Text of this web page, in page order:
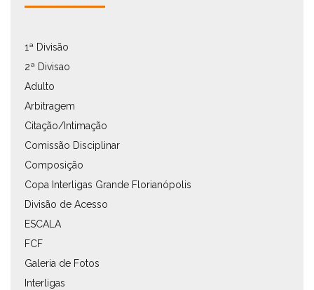
1ª Divisão
2ª Divisao
Adulto
Arbitragem
Citação/Intimação
Comissão Disciplinar
Composição
Copa Interligas Grande Florianópolis
Divisão de Acesso
ESCALA
FCF
Galeria de Fotos
Interligas